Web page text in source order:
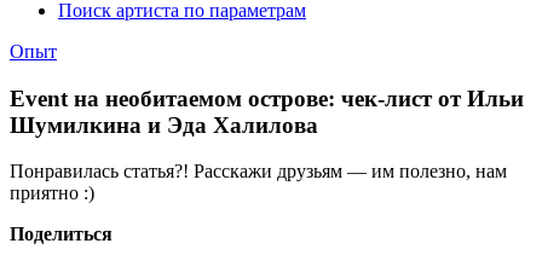
Поиск артиста по параметрам
Опыт
Event на необитаемом острове: чек-лист от Ильи
Шумилкина и Эда Халилова
Понравилась статья?! Расскажи друзьям — им полезно, нам
приятно :)
Поделиться